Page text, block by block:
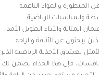
المتطورة والمواد الناعمة.
والمناسبات الرياضية.
المتانة والأداء الطويل الأمد.
يبحثون عن الأناقة والراحة.
لعشاق الأحذية الرياضية الذين
فإن هذا الحذاء يضمن